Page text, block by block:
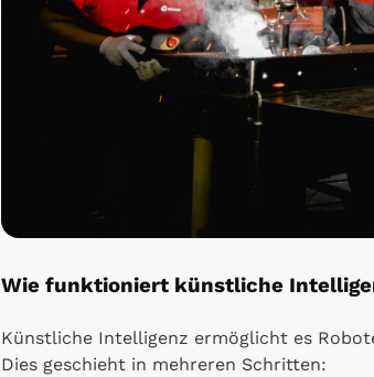
Wie funktioniert künstliche
Künstliche Intelligenz ermöglicht es
Dies geschieht in mehreren Schritten: